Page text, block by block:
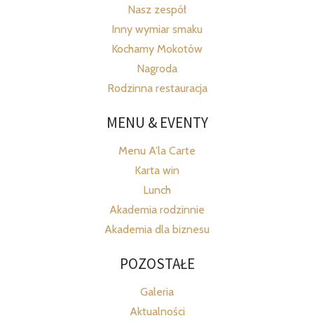
Nasz zespół
Inny wymiar smaku
Kochamy Mokotów
Nagroda
Rodzinna restauracja
MENU & EVENTY
Menu A’la Carte
Karta win
Lunch
Akademia rodzinnie
Akademia dla biznesu
POZOSTAŁE
Galeria
Aktualności